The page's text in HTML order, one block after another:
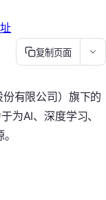
复制页面
有限公司）旗下的
为AI、深度学习、